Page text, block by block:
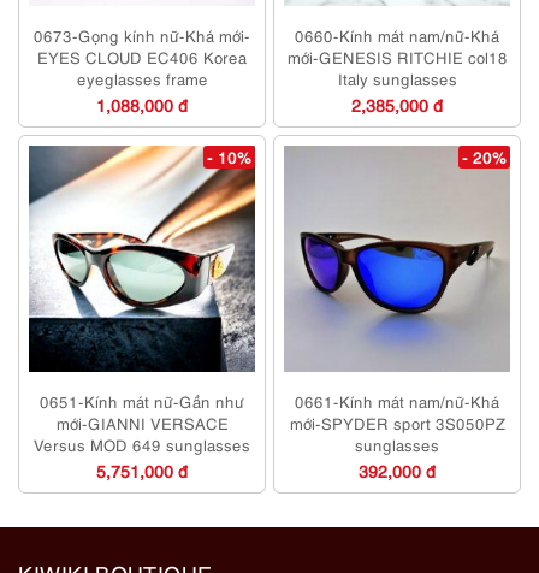
0673-Gọng kính nữ-Khá mới-
EYES CLOUD EC406 Korea
eyeglasses frame
1,088,000 đ
0660-Kính mát nam/nữ-Khá
mới-GENESIS RITCHIE col18
Italy sunglasses
2,385,000 đ
- 10%
0651-Kính mát nữ-Gần như
mới-GIANNI VERSACE
Versus MOD 649 sunglasses
5,751,000 đ
- 20%
0661-Kính mát nam/nữ-Khá
mới-SPYDER sport 3S050PZ
sunglasses
392,000 đ